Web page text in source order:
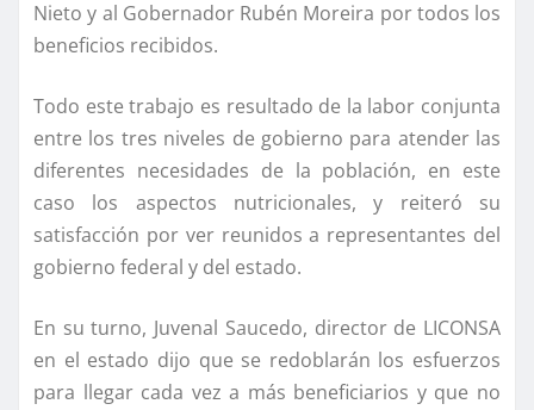
Nieto y al Gobernador Rubén Moreira por todos los
beneficios recibidos.
Todo este trabajo es resultado de la labor conjunta
entre los tres niveles de gobierno para atender las
diferentes necesidades de la población, en este
caso los aspectos nutricionales, y reiteró su
satisfacción por ver reunidos a representantes del
gobierno federal y del estado.
En su turno, Juvenal Saucedo, director de LICONSA
en el estado dijo que se redoblarán los esfuerzos
para llegar cada vez a más beneficiarios y que no